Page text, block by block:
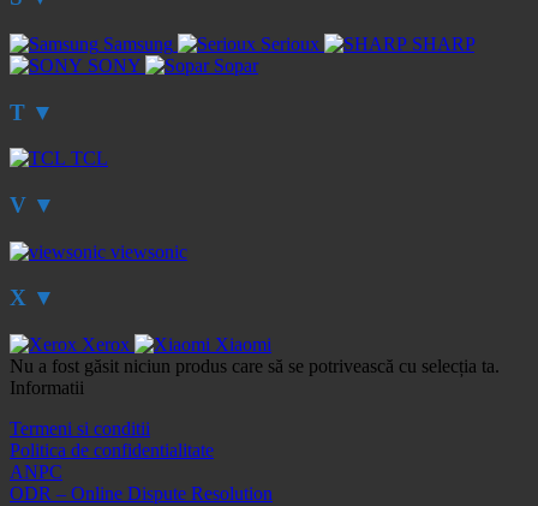
Samsung Serioux
SHARP
SONY
Sopar
T ▼
TCL
V ▼
viewsonic
X ▼
Xerox
Xiaomi
Nu a fost găsit niciun produs care să se potrivească cu selecția ta.
Informatii
Termeni si conditii
Politica de confidentialitate
ANPC
ODR – Online Dispute Resolution